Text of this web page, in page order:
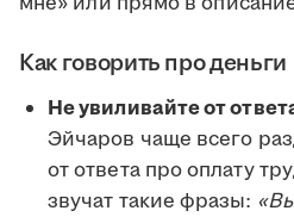
Как говорить про деньги
Не увиливайте от
Эйчаров чаще всего
от ответа про оплату
звучат такие фразы: